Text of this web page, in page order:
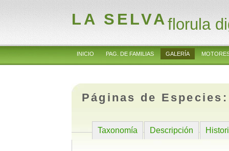
LA SELVAflorula
INICIO PAG. DE FAMILIAS GALERÍA
Páginas de
Taxonomía Descripción